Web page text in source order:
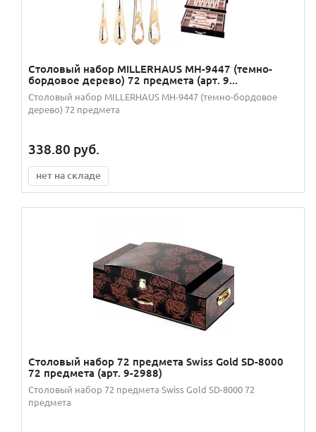
Столовый набор MILLERHAUS MH-9447 (темно-
бордовое дерево) 72 предмета (арт. 9...
Столовый набор MILLERHAUS MH-9447 (темно-бордовое
дерево) 72 предмета
338.80 руб.
нет на складе
Столовый набор 72 предмета Swiss Gold SD-8000
72 предмета (арт. 9-2988)
Столовый набор 72 предмета Swiss Gold SD-8000 72
предмета